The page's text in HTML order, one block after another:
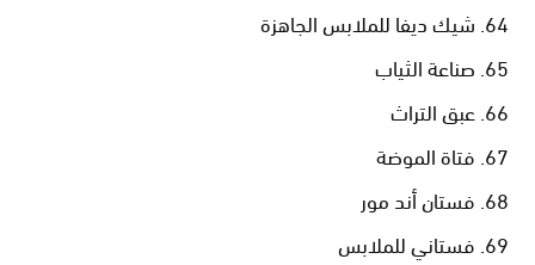
شيك ديفا للملابس الجاهزة
صناعة الثياب
عبق التراث
فتاة الموضة
فستان أند مور
فستاني للملابس